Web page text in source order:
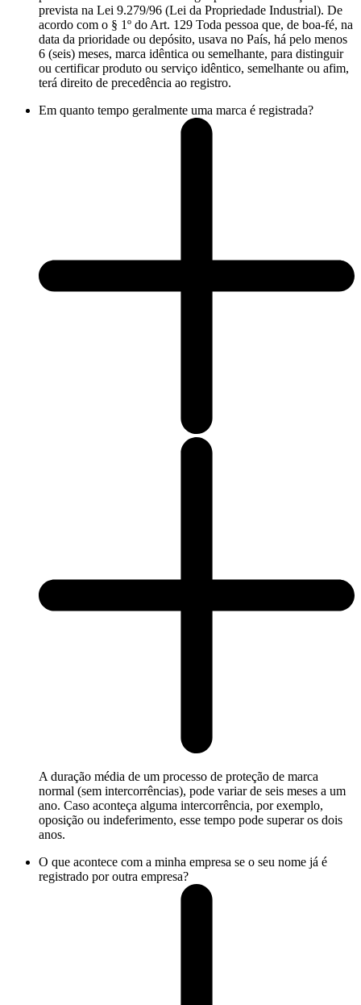
prevista na Lei 9.279/96 (Lei da Propriedade Industrial). De
acordo com o § 1º do Art. 129 Toda pessoa que, de boa-fé, na
data da prioridade ou depósito, usava no País, há pelo menos
6 (seis) meses, marca idêntica ou semelhante, para distinguir
ou certificar produto ou serviço idêntico, semelhante ou afim,
terá direito de precedência ao registro.
Em quanto tempo geralmente uma marca é registrada?
A duração média de um processo de proteção de marca
normal (sem intercorrências), pode variar de seis meses a um
ano. Caso aconteça alguma intercorrência, por exemplo,
oposição ou indeferimento, esse tempo pode superar os dois
anos.
O que acontece com a minha empresa se o seu nome já é
registrado por outra empresa?